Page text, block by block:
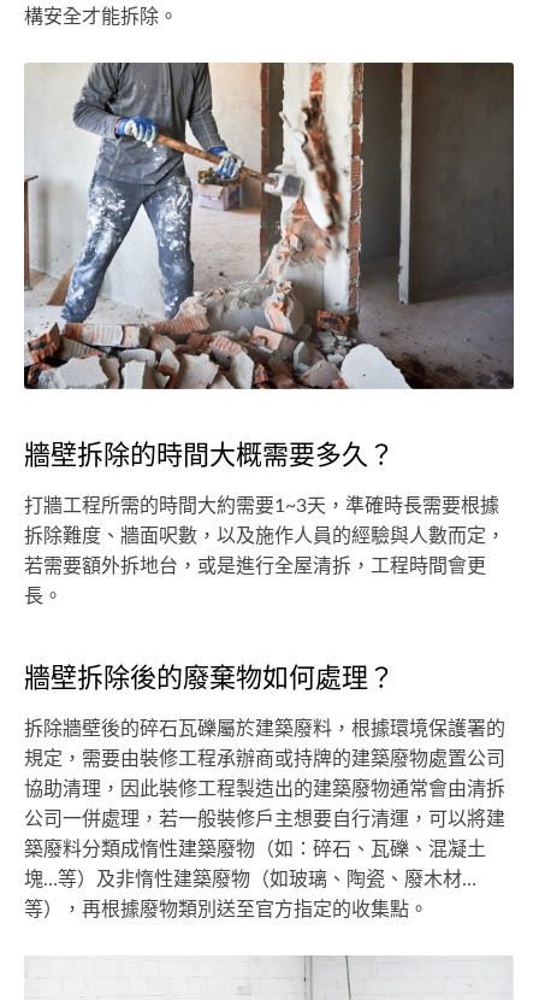
構安全才能拆除。
牆壁拆除的時間大概需要多久？
打牆工程所需的時間大約需要1~3天，準確時長需要根據
拆除難度、牆面呎數，以及施作人員的經驗與人數而定，
若需要額外拆地台，或是進行全屋清拆，工程時間會更
長。
牆壁拆除後的廢棄物如何處理？
拆除牆壁後的碎石瓦礫屬於建築廢料，根據環境保護署的
規定，需要由裝修工程承辦商或持牌的建築廢物處置公司
協助清理，因此裝修工程製造出的建築廢物通常會由清拆
公司一併處理，若一般裝修戶主想要自行清運，可以將建
築廢料分類成惰性建築廢物（如：碎石、瓦礫、混凝土
塊…等）及非惰性建築廢物（如玻璃、陶瓷、廢木材…
等），再根據廢物類別送至官方指定的收集點。